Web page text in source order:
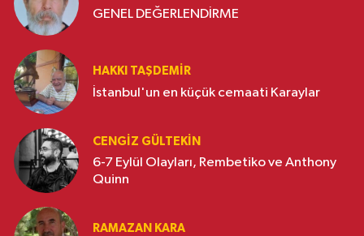
GENEL DEĞERLENDİRME
HAKKI TAŞDEMIR
İstanbul'un en küçük cemaati Karaylar
CENGIZ GÜLTEKIN
6-7 Eylül Olayları, Rembetiko ve Anthony
Quinn
RAMAZAN KARA